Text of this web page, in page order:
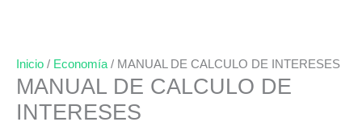
Inicio / Economía / MANUAL DE CALCULO DE INTERESES
MANUAL DE CALCULO DE
INTERESES